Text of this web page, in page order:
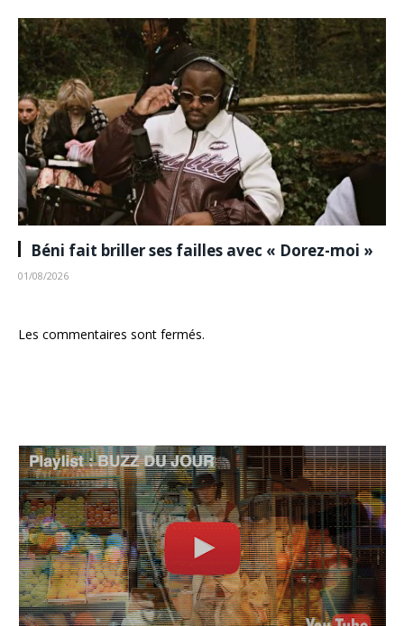
Béni fait briller ses failles avec « Dorez-moi »
01/08/2026
Les commentaires sont fermés.